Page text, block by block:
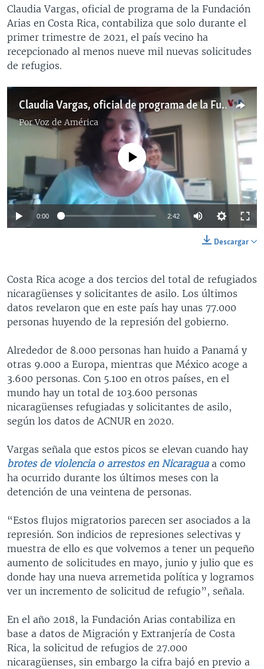
Claudia Vargas, oficial de programa de la Fundación
Arias en Costa Rica, contabiliza que solo durante el
primer trimestre de 2021, el país vecino ha
recepcionado al menos nueve mil nuevas solicitudes
de refugios.
Claudia Vargas, oficial de programa de la Fundación Arias en Costa Rica
PorVoz de América
No media source currently available
0:00 2:42
Descargar
Costa Rica acoge a dos tercios del total de refugiados
nicaragüenses y solicitantes de asilo. Los últimos
datos revelaron que en este país hay unas 77.000
personas huyendo de la represión del gobierno.
Alrededor de 8.000 personas han huido a Panamá y
otras 9.000 a Europa, mientras que México acoge a
3.600 personas. Con 5.100 en otros países, en el
mundo hay un total de 103.600 personas
nicaragüenses refugiadas y solicitantes de asilo,
según los datos de ACNUR en 2020.
Vargas señala que estos picos se elevan cuando hay
brotes de violencia o arrestos en Nicaragua a como
ha ocurrido durante los últimos meses con la
detención de una veintena de personas.
“Estos flujos migratorios parecen ser asociados a la
represión. Son indicios de represiones selectivas y
muestra de ello es que volvemos a tener un pequeño
aumento de solicitudes en mayo, junio y julio que es
donde hay una nueva arremetida política y logramos
ver un incremento de solicitud de refugio”, señala.
En el año 2018, la Fundación Arias contabiliza en
base a datos de Migración y Extranjería de Costa
Rica, la solicitud de refugios de 27.000
nicaragüenses, sin embargo la cifra bajó en previo a